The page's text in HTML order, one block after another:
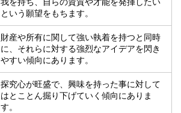
という願望をもちます。
財産や所有に関して強い執着を持つと同時
に、それらに対する強烈なアイデアを閃き
やすい傾向にあります。
探究心が旺盛で、興味を持った事に対して
はとことん掘り下げていく傾向にありま
す。